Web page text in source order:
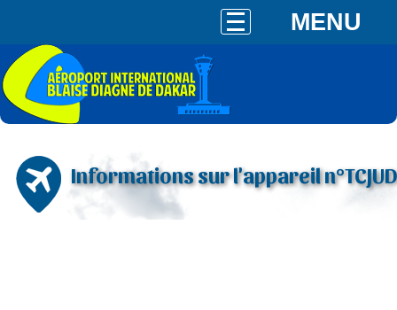
MENU
Informations sur l'appareil n°TCJUD